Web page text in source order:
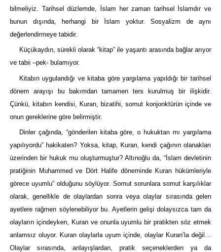
bilmeliyiz. Tarihsel düzlemde, İslam her zaman tarihsel İslamdır ve
bunun dışında, herhangi bir İslam yoktur. Sosyalizm de aynı
değerlendirmeye tabidir.
Küçükaydın, sürekli olarak “kitap” ile yaşantı arasında bağlar arıyor
ve tabii –pek- bulamıyor.
Kitabın uygulandığı ve kitaba göre yargılama yapıldığı bir tarihsel
dönem arayışı bu bakımdan tamamen ters kurulmuş bir ilişkidir.
Çünkü, kitabın kendisi, Kuran, bizatihi, somut konjonktürün içinde ve
onun gereklerine göre belirmiştir.
Dinler çağında, “gönderilen kitaba göre, o hukuktan mı yargılama
yapılıyordu” hakikaten? Yoksa, kitap, Kuran, kendi çağının olanakları
üzerinden bir hukuk mu oluşturmuştur? Altınoğlu da, “İslam devletinin
pratiğinin Muhammed ve Dört Halife döneminde Kuran hükümleriyle
görece uyumlu” olduğunu söylüyor. Somut sorunlara somut karşılıklar
olarak, genellikle de olaylardan sonra veya olaylar sırasında gelen
ayetlere rağmen söylenebiliyor bu. Ayetlerin gelişi dolaysızca tam da
olayların içindeyken, Kuran ve onunla uyumlu bir pratikten söz etmek
anlamsız oluyor. Kuran olaylarla uyum içinde, olaylar Kuran’la değil…
Olaylar sırasında, anlayışlardan, pratik seçeneklerden ya da